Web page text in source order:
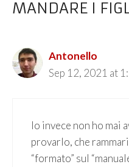
MANDARE I
Antonello
Sep 12, 2021 at
Io invece non ho mai
provarlo, che
“formato” sul